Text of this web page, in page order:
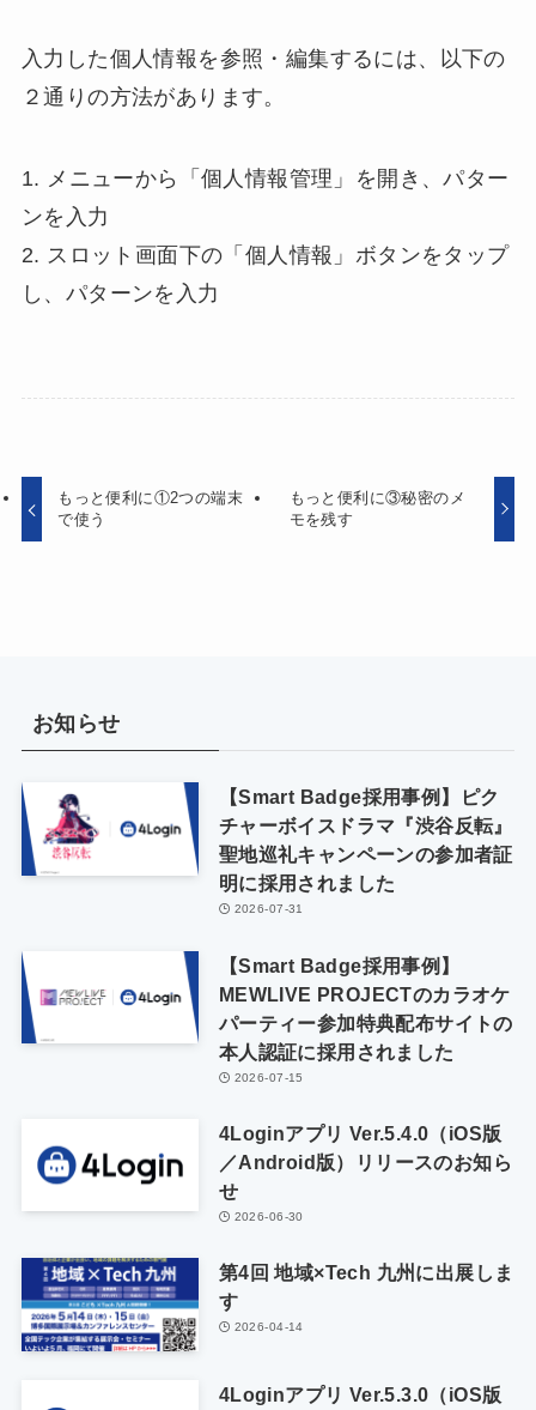
入力した個人情報を参照・編集するには、以下の
２通りの方法があります。
1. メニューから「個人情報管理」を開き、パター
ンを入力
2. スロット画面下の「個人情報」ボタンをタップ
し、パターンを入力
もっと便利に③秘密のメ
モを残す
もっと便利に①2つの端末
で使う
お知らせ
【Smart Badge採用事例】ピク
チャーボイスドラマ『渋谷反転』
聖地巡礼キャンペーンの参加者証
明に採用されました
2026-07-31
【Smart Badge採用事例】
MEWLIVE PROJECTのカラオケ
パーティー参加特典配布サイトの
本人認証に採用されました
2026-07-15
4Loginアプリ Ver.5.4.0（iOS版
／Android版）リリースのお知ら
せ
2026-06-30
第4回 地域×Tech 九州に出展しま
す
2026-04-14
4Loginアプリ Ver.5.3.0（iOS版